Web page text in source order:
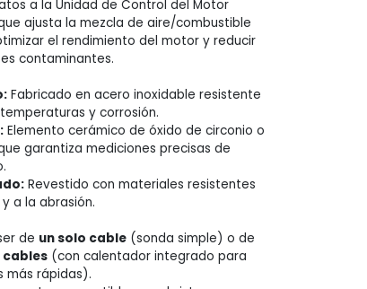
a la Unidad de Control del Motor
ajusta la mezcla de aire/combustible
el rendimiento del motor y reducir
contaminantes.
Fabricado en acero inoxidable resistente
y corrosión.
Elemento cerámico de óxido de circonio o
garantiza mediciones precisas de
Revestido con materiales resistentes
a la abrasión.
de un solo cable(sonda simple) o de
(con calentador integrado para
más rápidas).